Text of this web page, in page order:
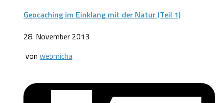
Geocaching im Einklang mit der Natur (Teil 1)
28. November 2013
von webmicha